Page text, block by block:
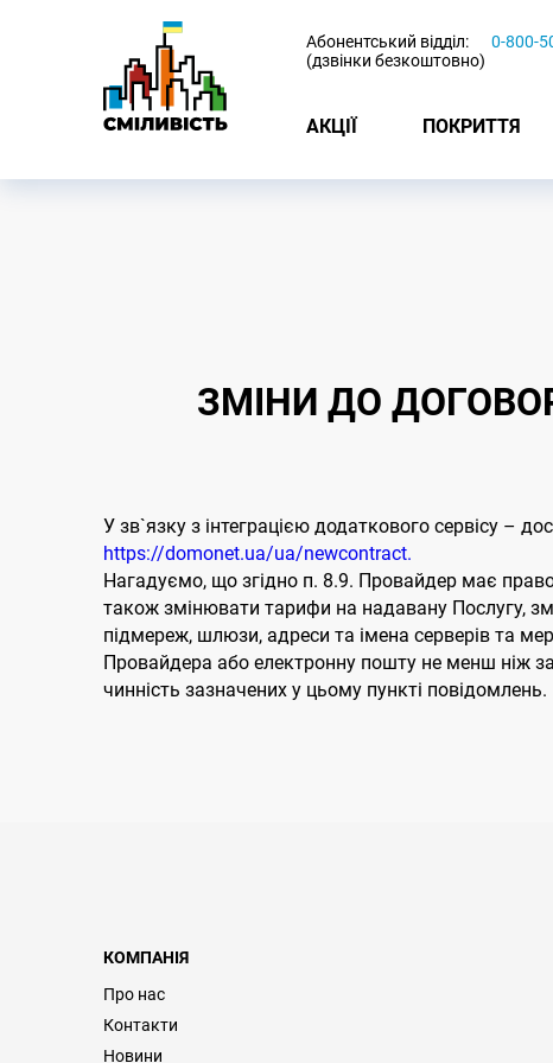
Абонентський відділ:
(дзвінки безкоштовно)
0-800-
АКЦІЇ ПОКРИТТЯ
ЗМІНИ ДО
У зв`язку з інтеграцією додаткового сервісу –
https://domonet.ua/ua/newcontract.
Нагадуємо, що згідно п. 8.9. Провайдер має
також змінювати тарифи на надавану Послугу,
підмереж, шлюзи, адреси та імена серверів та
Провайдера або електронну пошту не менш ніж
чинність зазначених у цьому пункті повідомлень.
КОМПАНІЯ
Про нас
Контакти
Новини